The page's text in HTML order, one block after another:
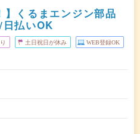
】くるまエンジン部品
払いOK
土日祝日が休み WEB登録OK